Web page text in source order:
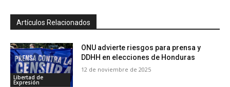
Artículos Relacionados
Libertad de
Expresión
ONU advierte riesgos para prensa y
DDHH en elecciones de Honduras
12 de noviembre de 2025